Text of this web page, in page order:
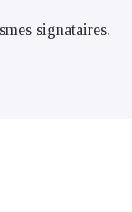
signataires.